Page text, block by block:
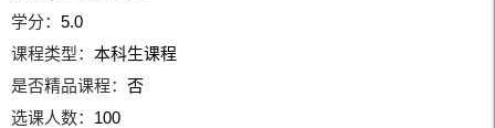
学分：5.0
课程类型：本科生课程
是否精品课程：否
选课人数： 100